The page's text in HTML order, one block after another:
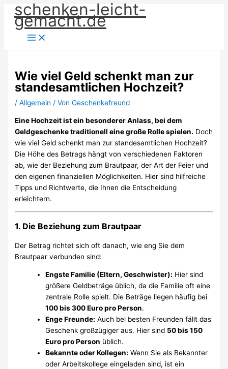
Zum
Inhalt
springen
schenken-leicht-
gemacht.de
Wie viel Geld schenkt man zur
standesamtlichen Hochzeit?
/Allgemein / VonGeschenkefreund
Eine Hochzeit ist ein besonderer Anlass, bei dem
Geldgeschenke traditionell eine große Rolle spielen. Doch
wie viel Geld schenkt man zur standesamtlichen Hochzeit?
Die Höhe des Betrags hängt von verschiedenen Faktoren
ab, wie der Beziehung zum Brautpaar, der Art der Feier und
den eigenen finanziellen Möglichkeiten. Hier sind hilfreiche
Tipps und Richtwerte, die Ihnen die Entscheidung
erleichtern.
1. Die Beziehung zum Brautpaar
Der Betrag richtet sich oft danach, wie eng Sie dem
Brautpaar verbunden sind:
Engste Familie (Eltern, Geschwister): Hier sind
größere Geldbeträge üblich, da die Familie oft eine
zentrale Rolle spielt. Die Beträge liegen häufig bei
100 bis 300 Euro pro Person.
Enge Freunde: Auch bei besten Freunden fällt das
Geschenk großzügiger aus. Hier sind 50 bis 150
Euro pro Person üblich.
Bekannte oder Kollegen: Wenn Sie als Bekannter
oder Arbeitskollege eingeladen sind, ist ein